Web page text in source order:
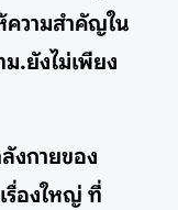
ความสำคัญใน
.ยังไม่เพียง
งกายของ
รื่องใหญ่ ที่